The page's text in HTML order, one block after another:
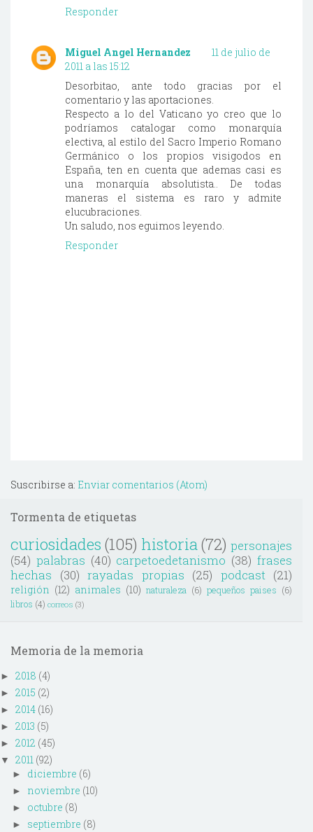
Responder
Miguel Angel Hernandez
11 de julio de
2011 a las 15:12
Desorbitao, ante todo gracias por el
comentario y las aportaciones.
Respecto a lo del Vaticano yo creo que lo
podríamos catalogar como monarquía
electiva, al estilo del Sacro Imperio Romano
Germánico o los propios visigodos en
España, ten en cuenta que ademas casi es
una monarquía absolutista.. De todas
maneras el sistema es raro y admite
elucubraciones.
Un saludo, nos eguimos leyendo.
Responder
Suscribirse a: Enviar comentarios (Atom)
Tormenta de etiquetas
curiosidades (105) historia(72) personajes
(54) palabras (40) carpetoedetanismo (38) frases
hechas
(30) rayadas propias (25) podcast (21)
religión (12) animales (10) naturaleza (6) pequeños paises (6)
libros (4) correos (3)
Memoria de la memoria
► 2018 (4)
► 2015 (2)
► 2014 (16)
► 2013 (5)
► 2012 (45)
▼ 2011 (92)
► diciembre (6)
► noviembre (10)
► octubre (8)
► septiembre (8)